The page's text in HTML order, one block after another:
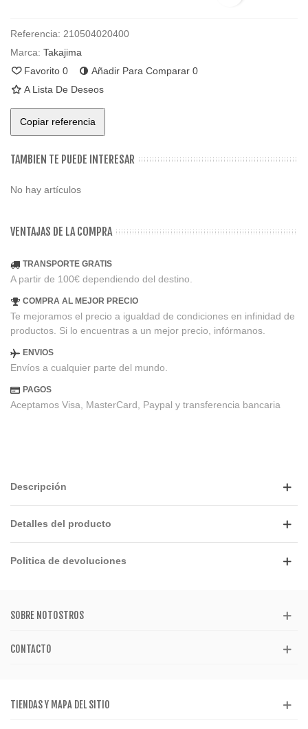
Referencia: 210504020400
Marca: Takajima
Favorito 0 Añadir Para Comparar 0
A Lista De Deseos
Copiar referencia
TAMBIEN TE PUEDE INTERESAR
No hay artículos
VENTAJAS DE LA COMPRA
TRANSPORTE GRATIS
A partir de 100€ dependiendo del destino.
COMPRA AL MEJOR PRECIO
Te mejoramos el precio a igualdad de condiciones en infinidad de
productos. Si lo encuentras a un mejor precio, infórmanos.
ENVIOS
Envíos a cualquier parte del mundo.
PAGOS
Aceptamos Visa, MasterCard, Paypal y transferencia bancaria
Descripción
Detalles del producto
Politica de devoluciones
SOBRE NOTOSTROS
CONTACTO
TIENDAS Y MAPA DEL SITIO